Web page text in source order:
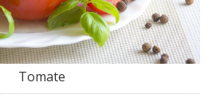
Tomate